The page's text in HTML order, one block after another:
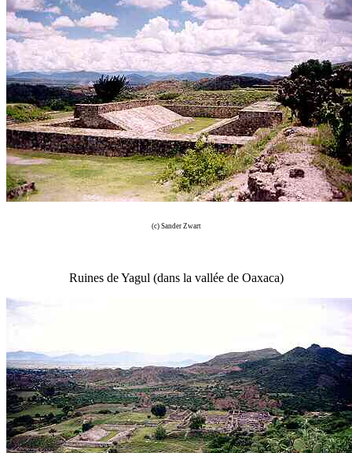
(c) Sander Zwart
Ruines de Yagul (dans la vallée de Oaxaca)